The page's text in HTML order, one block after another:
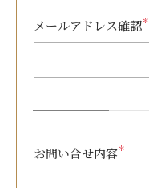
メールアドレス確認＊
お問い合せ内容＊